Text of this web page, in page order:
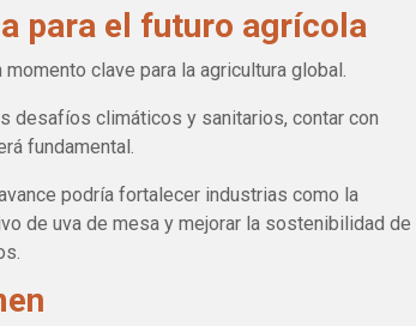
para el futuro agrícola
clave para la agricultura global.
desafíos climáticos y sanitarios, contar con
fundamental.
podría fortalecer industrias como la
de uva de mesa y mejorar la sostenibilidad de